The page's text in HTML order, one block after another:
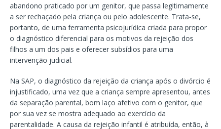
abandono praticado por um genitor, que passa legitimamente
a ser rechaçado pela criança ou pelo adolescente. Trata-se,
portanto, de uma ferramenta psicojurídica criada para propor
o diagnóstico diferencial para os motivos da rejeição dos
filhos a um dos pais e oferecer subsídios para uma
intervenção judicial.
Na SAP, o diagnóstico da rejeição da criança após o divórcio é
injustificado, uma vez que a criança sempre apresentou, antes
da separação parental, bom laço afetivo com o genitor, que
por sua vez se mostra adequado ao exercício da
parentalidade. A causa da rejeição infantil é atribuída, então, à